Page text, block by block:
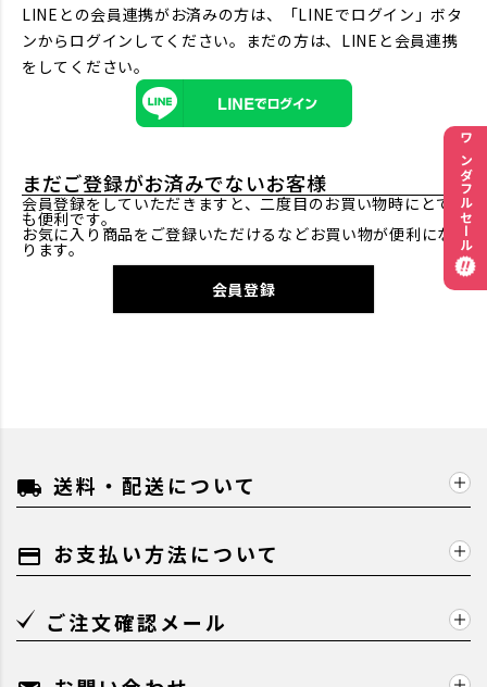
LINEとの会員連携がお済みの方は、「LINEでログイン」ボタ
ンからログインしてください。まだの方は、 LINEと会員連携
をしてください。
まだご登録がお済みでないお客様
会員登録をしていただきますと、二度目のお買い物時にとて
も便利です。
お気に入り商品をご登録いただけるなどお買い物が便利にな
ります。
会員登録
local_shipping 送料・配送について
payment お支払い方法について
ご注文確認メール
ワンダフルセール